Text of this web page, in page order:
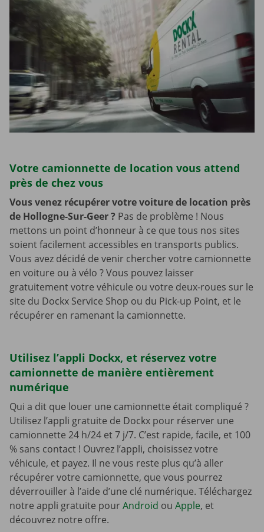
Votre camionnette de location vous attend
près de chez vous
Vous venez récupérer votre voiture de location près
de Hollogne-Sur-Geer? Pas de problème ! Nous
mettons un point d’honneur à ce que tous nos sites
soient facilement accessibles en transports publics.
Vous avez décidé de venir chercher votre camionnette
en voiture ou à vélo ? Vous pouvez laisser
gratuitement votre véhicule ou votre deux-roues sur le
site du Dockx Service Shop ou du Pick-up Point, et le
récupérer en ramenant la camionnette.
Utilisez l’appli Dockx, et réservez votre
camionnette de manière entièrement
numérique
Qui a dit que louer une camionnette était compliqué ?
Utilisez l’appli gratuite de Dockx pour réserver une
camionnette 24 h/24 et 7 j/7. C’est rapide, facile, et 100
% sans contact ! Ouvrez l’appli, choisissez votre
véhicule, et payez. Il ne vous reste plus qu’à aller
récupérer votre camionnette, que vous pourrez
déverrouiller à l’aide d’une clé numérique. Téléchargez
notre appli gratuite pourAndroid ou Apple, et
découvrez notre offre.